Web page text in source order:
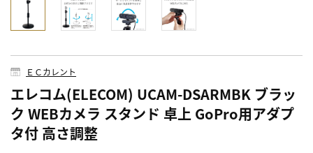
ＥＣカレント
エレコム(ELECOM) UCAM-DSARMBK ブラッ
ク WEBカメラ スタンド 卓上 GoPro用アダプ
タ付 高さ調整